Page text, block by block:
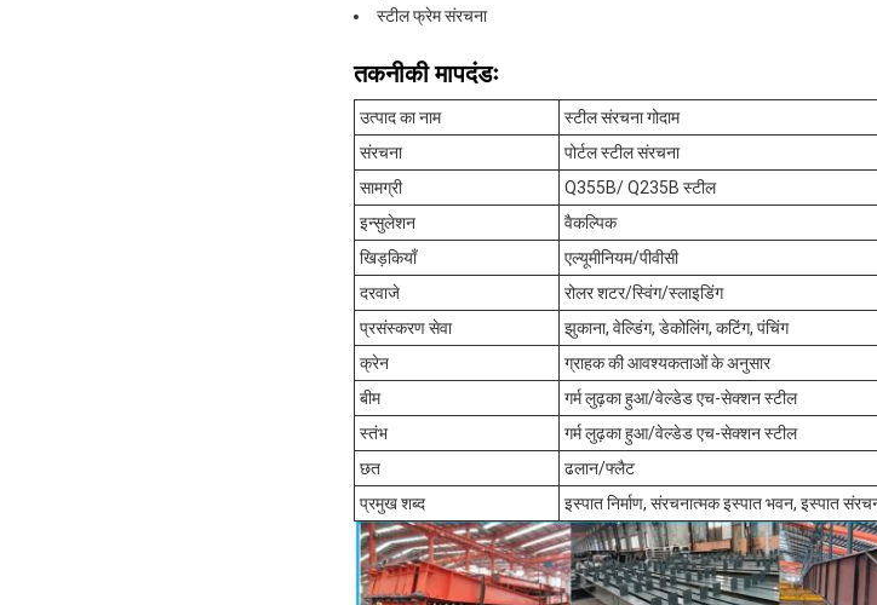
स्टील फ्रेम संरचना
तकनीकी मापदंडः
उत्पाद का नाम
स्टील संरचना गोदाम
संरचना
पोर्टल स्टील संरचना
सामग्री
Q355B/ Q235B स्टील
इन्सुलेशन
वैकल्पिक
खिड़कियाँ
एल्यूमीनियम/पीवीसी
दरवाजे
रोलर शटर/स्विंग/स्लाइडिंग
प्रसंस्करण सेवा
झुकाना, वेल्डिंग, डेकोलिंग, कटिंग, पंचिंग
क्रेन
ग्राहक की आवश्यकताओं के अनुसार
बीम
गर्म लुढ़का हुआ/वेल्डेड एच-सेक्शन स्टील
स्तंभ
गर्म लुढ़का हुआ/वेल्डेड एच-सेक्शन स्टील
छत
ढलान/फ्लैट
प्रमुख शब्द
इस्पात निर्माण, संरचनात्मक इस्पात भवन, इस्पात